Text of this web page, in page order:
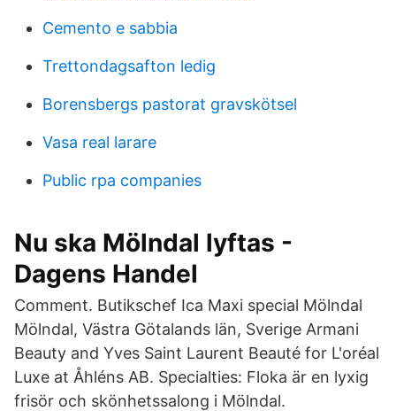
Cemento e sabbia
Trettondagsafton ledig
Borensbergs pastorat gravskötsel
Vasa real larare
Public rpa companies
Nu ska Mölndal lyftas -
Dagens Handel
Comment. Butikschef Ica Maxi special Mölndal
Mölndal, Västra Götalands län, Sverige Armani
Beauty and Yves Saint Laurent Beauté for L'oréal
Luxe at Åhléns AB. Specialties: Floka är en lyxig
frisör och skönhetssalong i Mölndal.